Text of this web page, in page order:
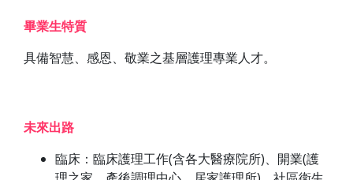
畢業生特質
具備智慧、感恩、敬業之基層護理專業人才。
未來出路
臨床：臨床護理工作(含各大醫療院所)、開業(護